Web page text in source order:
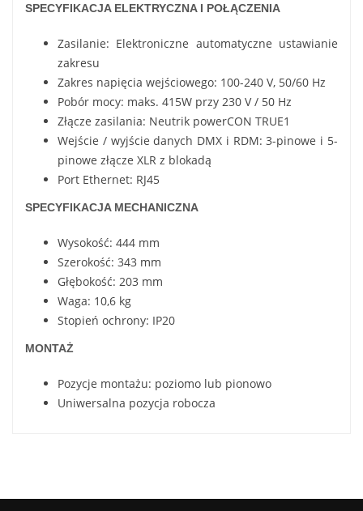
SPECYFIKACJA ELEKTRYCZNA I POŁĄCZENIA
Zasilanie: Elektroniczne automatyczne ustawianie
zakresu
Zakres napięcia wejściowego: 100-240 V, 50/60 Hz
Pobór mocy: maks. 415W przy 230 V / 50 Hz
Złącze zasilania: Neutrik powerCON TRUE1
Wejście / wyjście danych DMX i RDM: 3-pinowe i 5-
pinowe złącze XLR z blokadą
Port Ethernet: RJ45
SPECYFIKACJA MECHANICZNA
Wysokość: 444 mm
Szerokość: 343 mm
Głębokość: 203 mm
Waga: 10,6 kg
Stopień ochrony: IP20
MONTAŻ
Pozycje montażu: poziomo lub pionowo
Uniwersalna pozycja robocza